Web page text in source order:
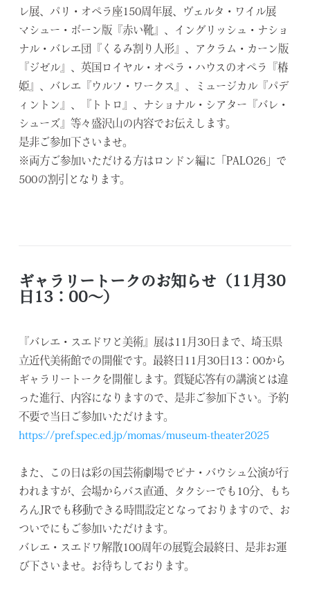
レ展、パリ・オペラ座150周年展、ヴェルタ・ワイル展
マシュー・ボーン版『赤い靴』、イングリッシュ・ナショ
ナル・バレエ団『くるみ割り人形』、アクラム・カーン版
『ジゼル』、英国ロイヤル・オペラ・ハウスのオペラ『椿
姫』、バレエ『ウルフ・ワークス』、ミュージカル『パデ
ィントン』、『トトロ』、ナショナル・シアター『バレ・
シューズ』等々盛沢山の内容でお伝えします。
是非ご参加下さいませ。
※両方ご参加いただける方はロンドン編に「PALO26」で
500の割引となります。
ギャラリートークのお知らせ（11月30
日13：00～）
『バレエ・スエドワと美術』展は11月30日まで、埼玉県
立近代美術館での開催です。最終日11月30日13：00から
ギャラリートークを開催します。質疑応答有の講演とは違
った進行、内容になりますので、是非ご参加下さい。予約
不要で当日ご参加いただけます。
https://pref.spec.ed.jp/momas/museum-theater2025
また、この日は彩の国芸術劇場でピナ・バウシュ公演が行
われますが、会場からバス直通、タクシーでも10分、もち
ろんJRでも移動できる時間設定となっておりますので、お
ついでにもご参加いただけます。
バレエ・スエドワ解散100周年の展覧会最終日、是非お運
び下さいませ。お待ちしております。